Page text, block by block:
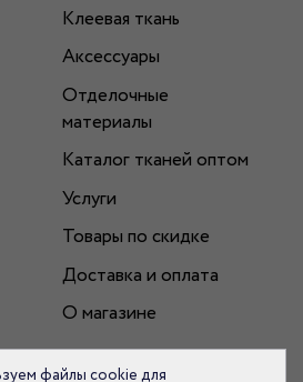
Клеевая ткань
Аксессуары
Отделочные
материалы
Каталог тканей оптом
Услуги
Товары по скидке
Доставка и оплата
О магазине
файлы cookie для